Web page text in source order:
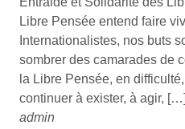
Libre Pensée entend faire
Internationalistes, nos buts
sombrer des camarades de
la Libre Pensée, en
continuer à exister, à agir, […]
admin